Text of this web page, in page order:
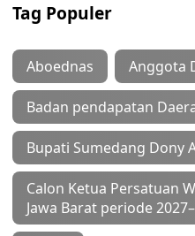
Tag Populer
Aboednas Anggota
Badan pendapatan
Bupati Sumedang Dony
Calon Ketua Persatuan
Jawa Barat periode